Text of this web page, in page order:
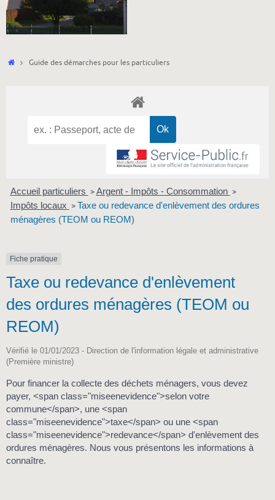
Accueil
Guide des démarches pour les particuliers
Accueil particuliers > Argent - Impôts - Consommation >
Impôts locaux > Taxe ou redevance d'enlèvement des ordures
ménagères (TEOM ou REOM)
Fiche pratique
Taxe ou redevance d'enlèvement
des ordures ménagères (TEOM ou
REOM)
Vérifié le 01/01/2023 - Direction de l'information légale et administrative
(Première ministre)
Pour financer la collecte des déchets ménagers, vous devez
payer, <span class="miseenevidence">selon votre
commune</span>, une <span
class="miseenevidence">taxe</span> ou une <span
class="miseenevidence">redevance</span> d'enlèvement des
ordures ménagères. Nous vous présentons les informations à
connaître.